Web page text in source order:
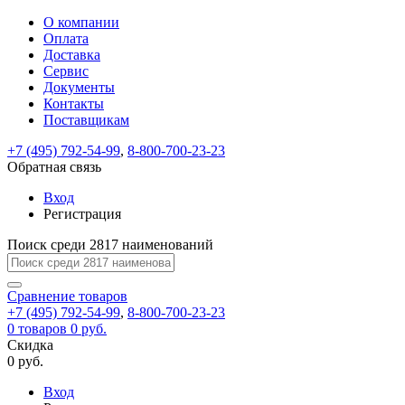
ВходРегистрация
Только
test@example.com
отправлена
по
ней
для
регистрации.
Ок
Только
Запомнить
меня
Забыли
Восстановление
пароля
Заполните
форму.
Мы
отправим
ссылку
на
указанный
электронный
адрес,
перейдя
по
которой
вы
новый
На
вашу
test@test.ru
отправлена
ссылка.
Перейдите
по
для
смены
пароля.
Введите
новый
пароль
Сменить
Пароль
успешно
Войти
Обратная
связь
Сообщение
пользовательского
соглашения
Ваше
сообщение
успешно
О компании
Оплата
Доставка
Сервис
Документы
Контакты
Поставщикам
+7 (495) 792-54-99, 8-800-700-23-23
Обратная связь
Вход
Регистрация
Поиск среди 2817 наименований
Сравнение товаров
+7 (495) 792-54-99, 8-800-700-23-23
0 товаров 0 руб.
Скидка
0 руб.
Вход